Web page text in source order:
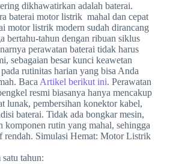
dikhawatirkan adalah baterai.
baterai motor listrik mahal dan cepat
motor listrik modern sudah dirancang
bertahu-tahun dengan ribuan siklus
perawatan baterai tidak harus
sebagaian besar kunci keawetan
rutinitas harian yang bisa Anda
BacaArtikel berikut ini. Perawatan
resmi biasanya hanya mencakup
lunak, pembersihan konektor kabel,
baterai. Tidak ada bongkar mesin,
komponen rutin yang mahal, sehingga
rendah. Simulasi Hemat: Motor Listrik
tahun: